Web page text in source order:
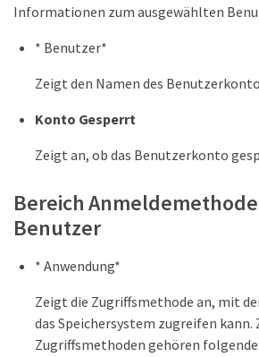
Informationen zum ausgewählten
* Benutzer*
Zeigt den Namen des
Konto Gesperrt
Zeigt an, ob das Benutzerkonto
Bereich
Benutzer
* Anwendung*
Zeigt die Zugriffsmethode an, mit
das Speichersystem zugreifen
Zugriffsmethoden gehören folgende: